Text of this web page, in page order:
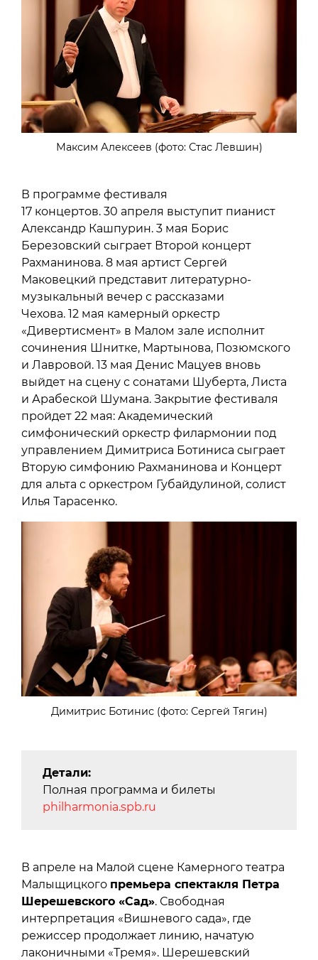
Максим Алексеев (фото: Стас Левшин)
В программе фестиваля
17 концертов. 30 апреля выступит пианист
Александр Кашпурин. 3 мая Борис
Березовский сыграет Второй концерт
Рахманинова. 8 мая артист Сергей
Маковецкий представит литературно-
музыкальный вечер с рассказами
Чехова. 12 мая камерный оркестр
«Дивертисмент» в Малом зале исполнит
сочинения Шнитке, Мартынова, Позюмского
и Лавровой. 13 мая Денис Мацуев вновь
выйдет на сцену с сонатами Шуберта, Листа
и Арабеской Шумана. Закрытие фестиваля
пройдет 22 мая: Академический
симфонический оркестр филармонии под
управлением Димитриса Ботиниса сыграет
Вторую симфонию Рахманинова и Концерт
для альта с оркестром Губайдулиной, солист
Илья Тарасенко.
Димитрис Ботинис (фото: Сергей Тягин)
Детали:
Полная программа и билеты
philharmonia.spb.ru
В апреле на Малой сцене Камерного театра
Малыщицкого премьера спектакля Петра
Шерешевского «Сад». Свободная
интерпретация «Вишневого сада», где
режиссер продолжает линию, начатую
лаконичными «Тремя». Шерешевский